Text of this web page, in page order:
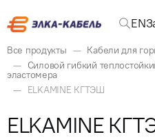
EN
Все продукты
Кабели для
Силовой гибкий
эластомера
ELKAMINE КГТЭШ
ELKAMINE